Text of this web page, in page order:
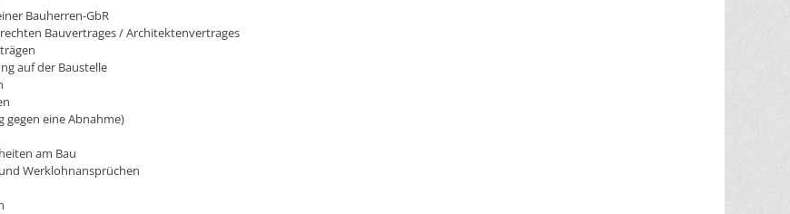
Bauherren-GbR
Bauvertrages / Architektenvertrages
auf der Baustelle
gegen eine Abnahme)
am Bau
Werklohnansprüchen